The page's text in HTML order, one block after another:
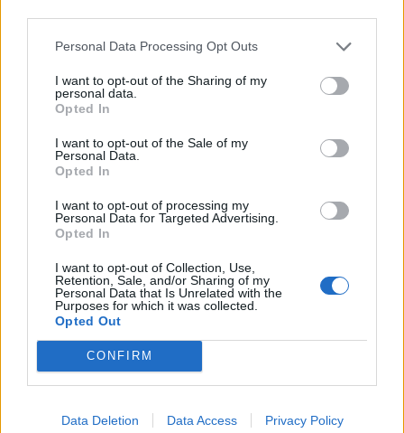
Personal Data Processing Opt Outs
I want to opt-out of the Sharing of my
personal data.
Opted In
I want to opt-out of the Sale of my
Personal Data.
Opted In
I want to opt-out of processing my
Personal Data for Targeted Advertising.
Opted In
I want to opt-out of Collection, Use,
Retention, Sale, and/or Sharing of my
Personal Data that Is Unrelated with the
Purposes for which it was collected.
Opted Out
CONFIRM
Data Deletion Data Access Privacy Policy
Σχετικά Άρθρα